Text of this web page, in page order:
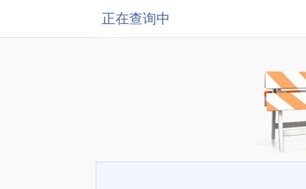
正在查询中